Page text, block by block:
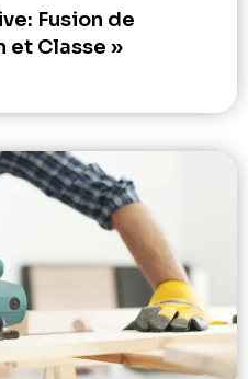
Fusion de
et Classe »